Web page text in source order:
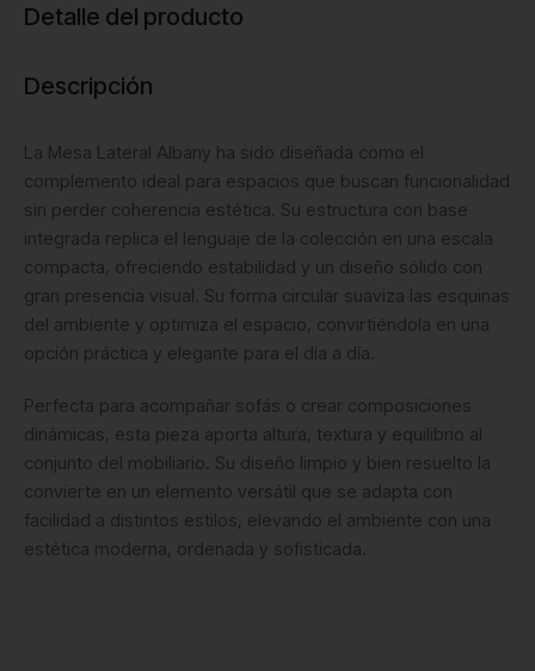
Detalle del producto
Descripción
La Mesa Lateral Albany ha sido diseñada como el
complemento ideal para espacios que buscan funcionalidad
sin perder coherencia estética. Su estructura con base
integrada replica el lenguaje de la colección en una escala
compacta, ofreciendo estabilidad y un diseño sólido con
gran presencia visual. Su forma circular suaviza las esquinas
del ambiente y optimiza el espacio, convirtiéndola en una
opción práctica y elegante para el día a día.
Perfecta para acompañar sofás o crear composiciones
dinámicas, esta pieza aporta altura, textura y equilibrio al
conjunto del mobiliario. Su diseño limpio y bien resuelto la
convierte en un elemento versátil que se adapta con
facilidad a distintos estilos, elevando el ambiente con una
estética moderna, ordenada y sofisticada.